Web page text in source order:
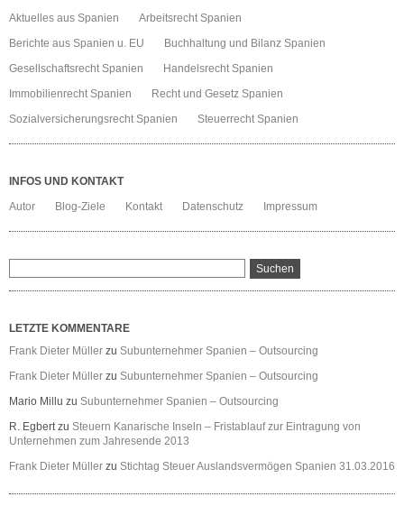
Aktuelles aus Spanien
Arbeitsrecht Spanien
Berichte aus Spanien u. EU
Buchhaltung und Bilanz Spanien
Gesellschaftsrecht Spanien
Handelsrecht Spanien
Immobilienrecht Spanien
Recht und Gesetz Spanien
Sozialversicherungsrecht Spanien
Steuerrecht Spanien
INFOS UND KONTAKT
Autor
Blog-Ziele Kontakt Datenschutz Impressum
LETZTE KOMMENTARE
Frank Dieter Müller zu Subunternehmer Spanien – Outsourcing
Frank Dieter Müller zu Subunternehmer Spanien – Outsourcing
Mario Millu zu Subunternehmer Spanien – Outsourcing
R. Egbertzu Steuern Kanarische Inseln – Fristablauf zur Eintragung von
Unternehmen zum Jahresende 2013
Frank Dieter Müller zu Stichtag Steuer Auslandsvermögen Spanien 31.03.2016